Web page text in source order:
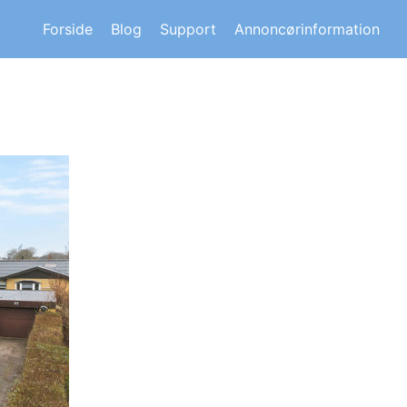
andre huskøberes oplevelser.
Forside Blog Support Annoncørinformation